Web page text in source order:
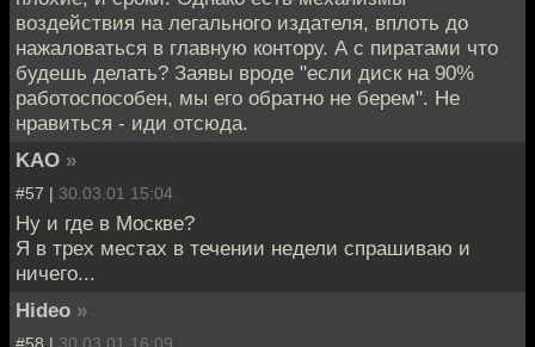
воздействия на легального издателя, вплоть до
нажаловаться в главную контору. А с пиратами что
будешь делать? Заявы вроде "если диск на 90%
работоспособен, мы его обратно не берем". Не
нравиться - иди отсюда.
KAO »
#57 | 30.03.01 15:04
Ну и где в Москве?
Я в трех местах в течении недели спрашиваю и
ничего...
Hideo »
#58 | 30.03.01 16:09